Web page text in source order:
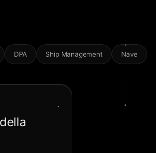
DPA Ship Management Nave